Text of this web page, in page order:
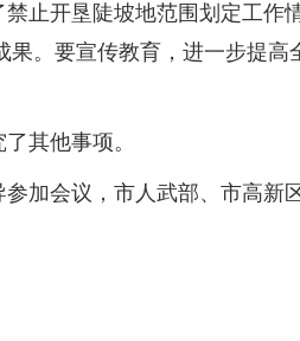
禁止开垦陡坡地范围划定工作
果。要宣传教育，进一步提
其他事项。
加会议，市人武部、市高新